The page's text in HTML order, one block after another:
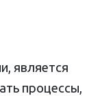
является
процессы,